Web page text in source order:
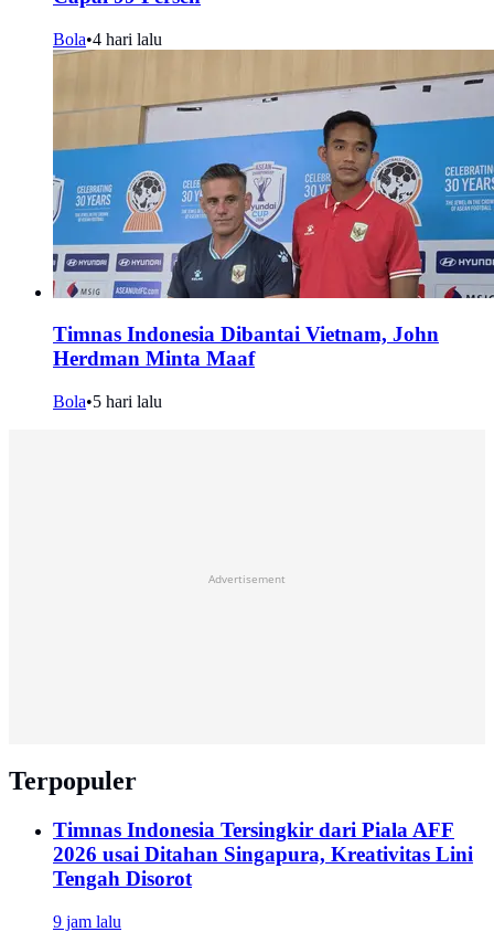
Bola•4 hari lalu
Timnas Indonesia Dibantai Vietnam, John
Herdman Minta Maaf
Bola•5 hari lalu
Advertisement
Terpopuler
Timnas Indonesia Tersingkir dari Piala AFF
2026 usai Ditahan Singapura, Kreativitas Lini
Tengah Disorot
9 jam lalu